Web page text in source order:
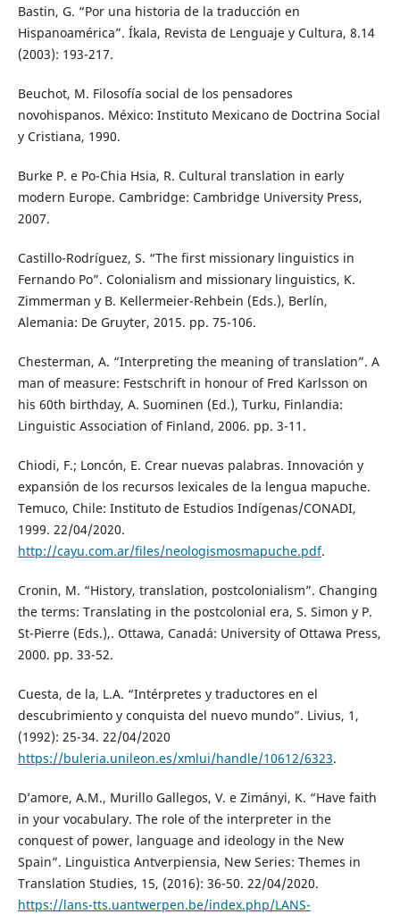
Bastin, G. “Por una historia de la traducción en
Hispanoamérica”. Íkala, Revista de Lenguaje y Cultura, 8.14
(2003): 193-217.
Beuchot, M. Filosofía social de los pensadores
novohispanos. México: Instituto Mexicano de Doctrina Social
y Cristiana, 1990.
Burke P. e Po-Chia Hsia, R. Cultural translation in early
modern Europe. Cambridge: Cambridge University Press,
2007.
Castillo-Rodríguez, S. “The first missionary linguistics in
Fernando Po”. Colonialism and missionary linguistics, K.
Zimmerman y B. Kellermeier-Rehbein (Eds.), Berlín,
Alemania: De Gruyter, 2015. pp. 75-106.
Chesterman, A. “Interpreting the meaning of translation”. A
man of measure: Festschrift in honour of Fred Karlsson on
his 60th birthday, A. Suominen (Ed.), Turku, Finlandia:
Linguistic Association of Finland, 2006. pp. 3-11.
Chiodi, F.; Loncón, E. Crear nuevas palabras. Innovación y
expansión de los recursos lexicales de la lengua mapuche.
Temuco, Chile: Instituto de Estudios Indígenas/CONADI,
1999. 22/04/2020.
http://cayu.com.ar/files/neologismosmapuche.pdf.
Cronin, M. “History, translation, postcolonialism”. Changing
the terms: Translating in the postcolonial era, S. Simon y P.
St-Pierre (Eds.),. Ottawa, Canadá: University of Ottawa Press,
2000. pp. 33-52.
Cuesta, de la, L.A. “Intérpretes y traductores en el
descubrimiento y conquista del nuevo mundo”. Livius, 1,
(1992): 25-34. 22/04/2020
https://buleria.unileon.es/xmlui/handle/10612/6323.
D’amore, A.M., Murillo Gallegos, V. e Zimányi, K. “Have faith
in your vocabulary. The role of the interpreter in the
conquest of power, language and ideology in the New
Spain”. Linguistica Antverpiensia, New Series: Themes in
Translation Studies, 15, (2016): 36-50. 22/04/2020.
https://lans-tts.uantwerpen.be/index.php/LANS-